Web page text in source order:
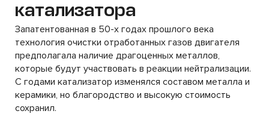
катализатора
Запатентованная в 50-х годах прошлого века
технология очистки отработанных газов двигателя
предполагала наличие драгоценных металлов,
которые будут участвовать в реакции нейтрализации.
С годами катализатор изменялся составом металла и
керамики, но благородство и высокую стоимость
сохранил.